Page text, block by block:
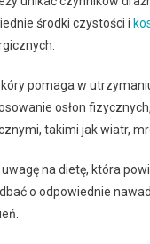
środki czystości i
pomaga w
osłon
takimi jak wiatr,
na dietę, która
o odpowiednie